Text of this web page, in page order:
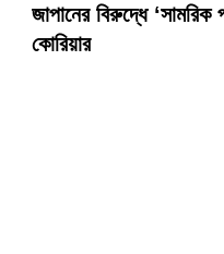
জাপানের বিরুদ্ধে ‘সামরিক
কোরিয়ার